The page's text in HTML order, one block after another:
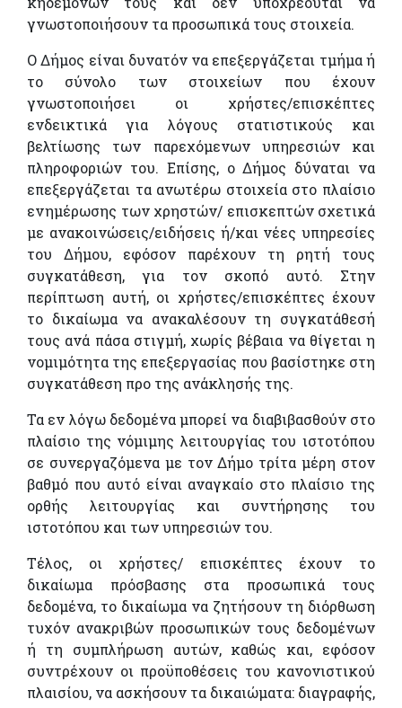
γνωστοποιήσουν τα προσωπικά τους στοιχεία.
Ο Δήμος είναι δυνατόν να επεξεργάζεται τμήμα ή
το σύνολο των στοιχείων που έχουν
γνωστοποιήσει οι χρήστες/επισκέπτες
ενδεικτικά για λόγους στατιστικούς και
βελτίωσης των παρεχόμενων υπηρεσιών και
πληροφοριών του. Επίσης, ο Δήμος δύναται να
επεξεργάζεται τα ανωτέρω στοιχεία στο πλαίσιο
ενημέρωσης των χρηστών/ επισκεπτών σχετικά
με ανακοινώσεις/ειδήσεις ή/και νέες υπηρεσίες
του Δήμου, εφόσον παρέχουν τη ρητή τους
συγκατάθεση, για τον σκοπό αυτό. Στην
περίπτωση αυτή, οι χρήστες/επισκέπτες έχουν
το δικαίωμα να ανακαλέσουν τη συγκατάθεσή
τους ανά πάσα στιγμή, χωρίς βέβαια να θίγεται η
νομιμότητα της επεξεργασίας που βασίστηκε στη
συγκατάθεση προ της ανάκλησής της.
Τα εν λόγω δεδομένα μπορεί να διαβιβασθούν στο
πλαίσιο της νόμιμης λειτουργίας του ιστοτόπου
σε συνεργαζόμενα με τον Δήμο τρίτα μέρη στον
βαθμό που αυτό είναι αναγκαίο στο πλαίσιο της
ορθής λειτουργίας και συντήρησης του
ιστοτόπου και των υπηρεσιών του.
Τέλος, οι χρήστες/ επισκέπτες έχουν το
δικαίωμα πρόσβασης στα προσωπικά τους
δεδομένα, το δικαίωμα να ζητήσουν τη διόρθωση
τυχόν ανακριβών προσωπικών τους δεδομένων
ή τη συμπλήρωση αυτών, καθώς και, εφόσον
συντρέχουν οι προϋποθέσεις του κανονιστικού
πλαισίου, να ασκήσουν τα δικαιώματα: διαγραφής,